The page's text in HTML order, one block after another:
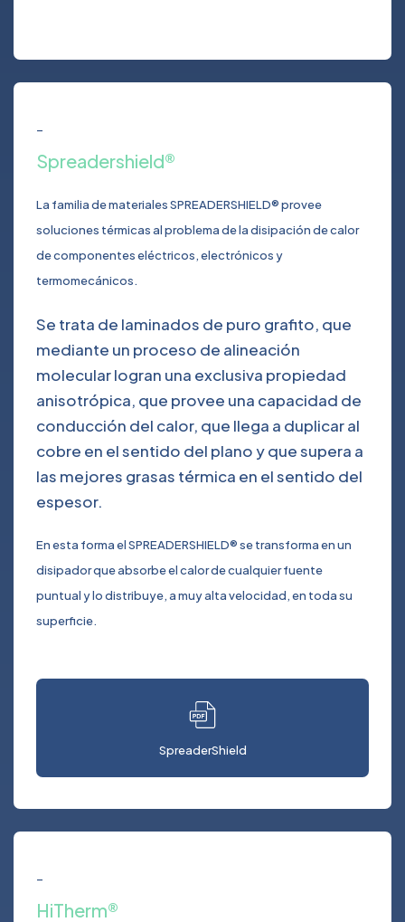
Spreadershield®
La familia de materiales SPREADERSHIELD® provee
soluciones térmicas al problema de la disipación de calor
de componentes eléctricos, electrónicos y
termomecánicos.
Se trata de laminados de puro grafito, que
mediante un proceso de alineación
molecular logran una exclusiva propiedad
anisotrópica, que provee una capacidad de
conducción del calor, que llega a duplicar al
cobre en el sentido del plano y que supera a
las mejores grasas térmica en el sentido del
espesor.
En esta forma el SPREADERSHIELD® se transforma en un
disipador que absorbe el calor de cualquier fuente
puntual y lo distribuye, a muy alta velocidad, en toda su
superficie.
SpreaderShield
HiTherm®